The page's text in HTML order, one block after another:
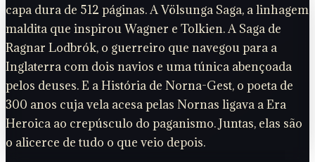
capa dura de 512 páginas. A Völsunga Saga, a linhagem
maldita que inspirou Wagner e Tolkien. A Saga de
Ragnar Lodbrók, o guerreiro que navegou para a
Inglaterra com dois navios e uma túnica abençoada
pelos deuses. E a História de Norna-Gest, o poeta de
300 anos cuja vela acesa pelas Nornas ligava a Era
Heroica ao crepúsculo do paganismo. Juntas, elas são
o alicerce de tudo o que veio depois.